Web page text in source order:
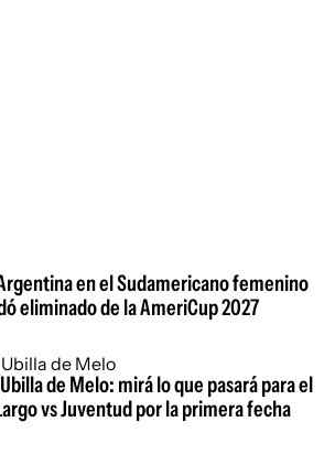
en el Sudamericano femenino
eliminado de la AmeriCup 2027
de Melo: mirá lo que pasará para el
vs Juventud por la primera fecha